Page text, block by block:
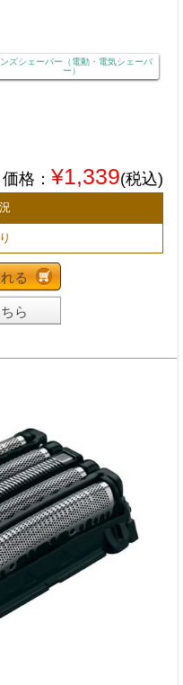
ンズシェーバー（電動・電気シェーバ
ー）
格： ¥1,339(税込)
る
ら